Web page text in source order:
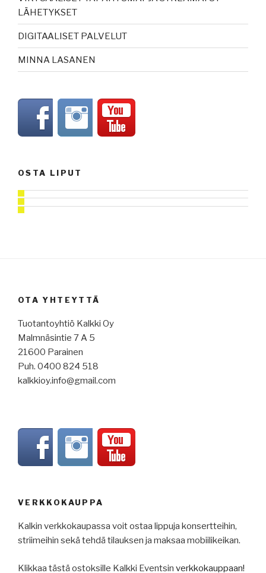
LÄHETYKSET
DIGITAALISET PALVELUT
MINNA LASANEN
OSTA LIPUT
OTA YHTEYTTÄ
Tuotantoyhtiö Kalkki Oy
Malmnäsintie 7 A 5
21600 Parainen
Puh. 0400 824 518
kalkkioy.info@gmail.com
VERKKOKAUPPA
Kalkin verkkokaupassa voit ostaa lippuja konsertteihin,
striimeihin sekä tehdä tilauksen ja maksaa mobiilikeikan.
Klikkaa tästä ostoksille Kalkki Eventsin verkkokauppaan!